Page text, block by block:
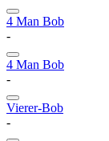
4 Man Bob
-
4 Man Bob
-
Vierer-Bob
-